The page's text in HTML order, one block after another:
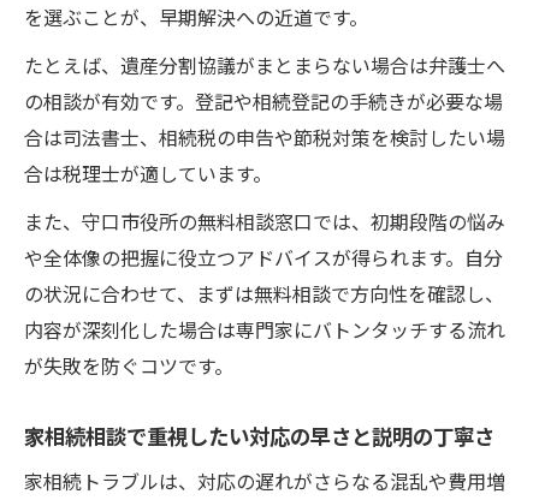
を選ぶことが、早期解決への近道です。
たとえば、遺産分割協議がまとまらない場合は弁護士へ
の相談が有効です。登記や相続登記の手続きが必要な場
合は司法書士、相続税の申告や節税対策を検討したい場
合は税理士が適しています。
また、守口市役所の無料相談窓口では、初期段階の悩み
や全体像の把握に役立つアドバイスが得られます。自分
の状況に合わせて、まずは無料相談で方向性を確認し、
内容が深刻化した場合は専門家にバトンタッチする流れ
が失敗を防ぐコツです。
家相続相談で重視したい対応の早さと説明の丁寧さ
家相続トラブルは、対応の遅れがさらなる混乱や費用増